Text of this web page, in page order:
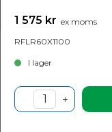
1 575 kr ex moms
RFLR60X1100
I lager